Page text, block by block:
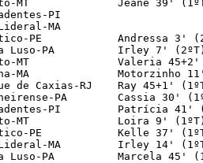
MT              Jeane 39'
Tiradentes-PI
Jv Lideral-MA
PE            Andressa 3'
Luso-PA          Irley 7'
MT              Valeria 45+2'
MA              Motorzinho 11'
de Caxias-RJ    Ray 45+1'
PA        Cassia 30'
PI         Patrícia 41'
MT              Loira 9'
PE            Kelle 37'
MA         Irley 14'
Luso-PA          Marcela 45'